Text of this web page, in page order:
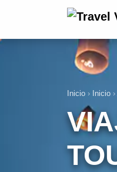
Inicio › Inicio ›